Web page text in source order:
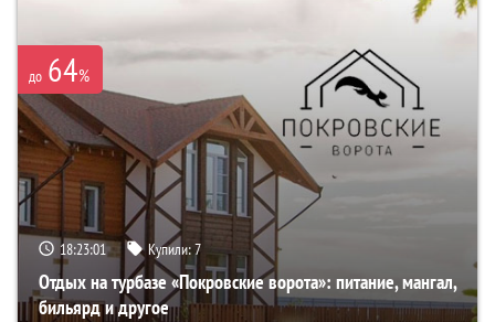
до 64%
18:23:00 Купили:7
Отдых на турбазе «Покровские ворота»: питание, мангал,
бильярд и другое